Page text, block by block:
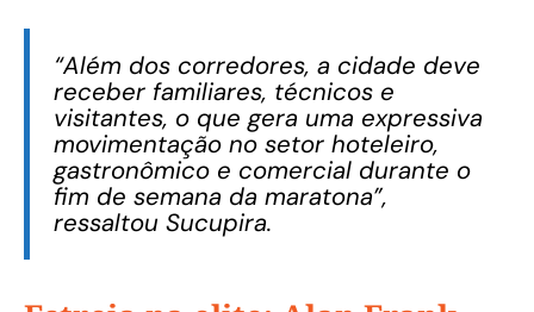
“Além dos corredores, a cidade deve
receber familiares, técnicos e
visitantes, o que gera uma expressiva
movimentação no setor hoteleiro,
gastronômico e comercial durante o
fim de semana da maratona”,
ressaltou Sucupira.